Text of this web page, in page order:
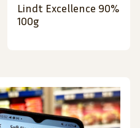
Lindt Excellence 90%
100g